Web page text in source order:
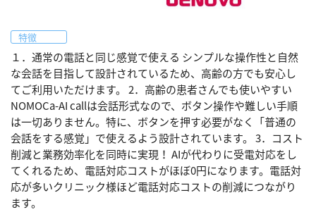
特徴
１．通常の電話と同じ感覚で使える シンプルな操作性と自然
な会話を目指して設計されているため、高齢の方でも安心し
てご利用いただけます。 2．高齢の患者さんでも使いやすい
NOMOCa-AI callは会話形式なので、ボタン操作や難しい手順
は一切ありません。特に、ボタンを押す必要がなく「普通の
会話をする感覚」で使えるよう設計されています。 3．コスト
削減と業務効率化を同時に実現！ AIが代わりに受電対応をし
てくれるため、電話対応コストがほぼ0円になります。電話対
応が多いクリニック様ほど電話対応コストの削減につながり
ます。